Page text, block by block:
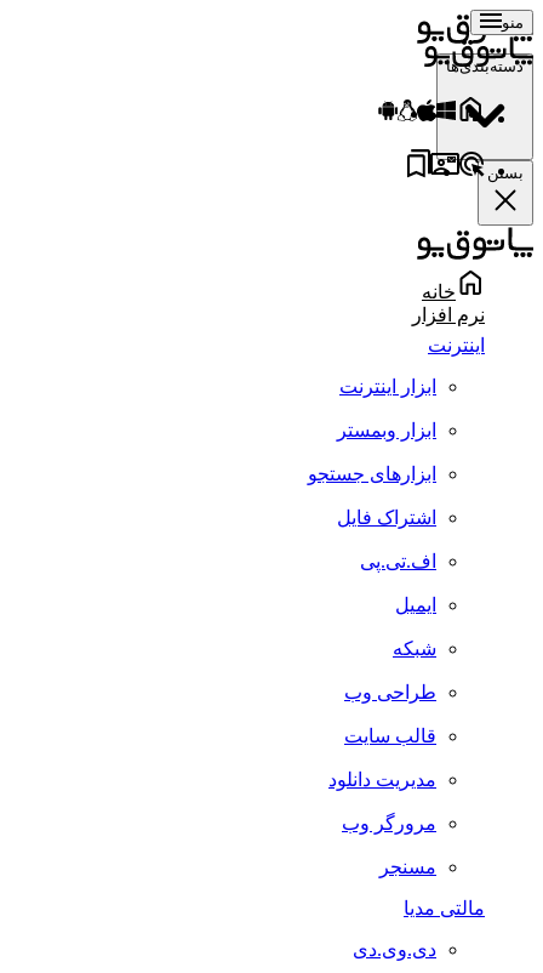
منو
دسته‌بندی‌ها
بستن
خانه
نرم افزار
اینترنت
ابزار اینترنت
ابزار وبمستر
ابزارهای جستجو
اشتراک فایل
اف.تی.پی
ایمیل
شبکه
طراحی وب
قالب سایت
مدیریت دانلود
مرورگر وب
مسنجر
مالتی مدیا
دی.وی.دی